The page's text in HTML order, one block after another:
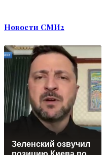
Новости СМИ2
Зеленский озвучил